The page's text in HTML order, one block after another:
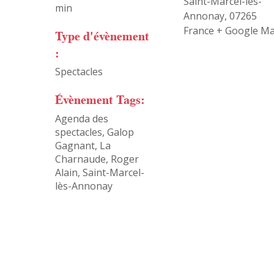
min
Type d'évènement
:
Spectacles
Évènement Tags:
Agenda des
spectacles, Galop
Gagnant, La
Charnaude, Roger
Alain, Saint-Marcel-
lès-Annonay
Annonay, 07265
France + Google